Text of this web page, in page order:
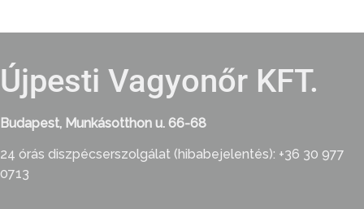
Újpesti Vagyonőr KFT.
Budapest, Munkásotthon u. 66-68
24 órás diszpécserszolgálat (hibabejelentés): +36 30 977
0713